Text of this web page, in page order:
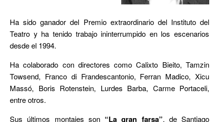
Ha sido ganador del Premio extraordinario del Instituto del
Teatro y ha tenido trabajo ininterrumpido en los escenarios
desde el 1994.
Ha colaborado con directores como Calixto Bieito, Tamzin
Towsend, Franco di Frandescantonio, Ferran Madico, Xicu
Massó, Boris Rotenstein, Lurdes Barba, Carme Portaceli,
entre otros.
Sus últimos montajes son “La gran farsa”, de Santiago